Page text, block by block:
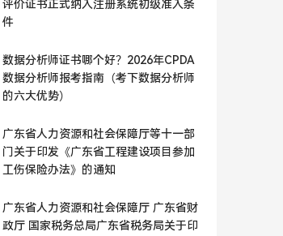
评价证书正式纳入注册系统初级准入条
件
数据分析师证书哪个好？2026年CPDA
数据分析师报考指南（考下数据分析师
的六大优势）
广东省人力资源和社会保障厅等十一部
门关于印发《广东省工程建设项目参加
工伤保险办法》的通知
广东省人力资源和社会保障厅 广东省财
政厅 国家税务总局广东省税务局关于印